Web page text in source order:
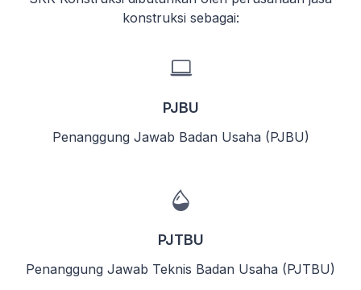
konstruksi sebagai:
PJBU
Penanggung Jawab Badan Usaha (PJBU)
PJTBU
Penanggung Jawab Teknis Badan Usaha (PJTBU)